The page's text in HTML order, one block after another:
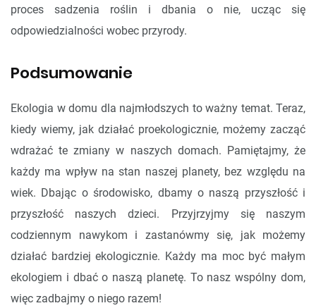
proces sadzenia roślin i dbania o nie, ucząc się
odpowiedzialności wobec przyrody.
Podsumowanie
Ekologia w domu dla najmłodszych to ważny temat. Teraz,
kiedy wiemy, jak działać proekologicznie, możemy zacząć
wdrażać te zmiany w naszych domach. Pamiętajmy, że
każdy ma wpływ na stan naszej planety, bez względu na
wiek. Dbając o środowisko, dbamy o naszą przyszłość i
przyszłość naszych dzieci. Przyjrzyjmy się naszym
codziennym nawykom i zastanówmy się, jak możemy
działać bardziej ekologicznie. Każdy ma moc być małym
ekologiem i dbać o naszą planetę. To nasz wspólny dom,
więc zadbajmy o niego razem!